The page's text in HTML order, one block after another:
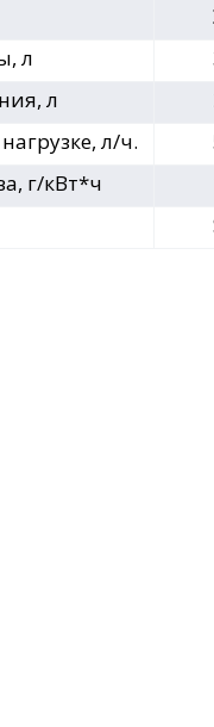
л
л
л/ч.
г/кВт*ч